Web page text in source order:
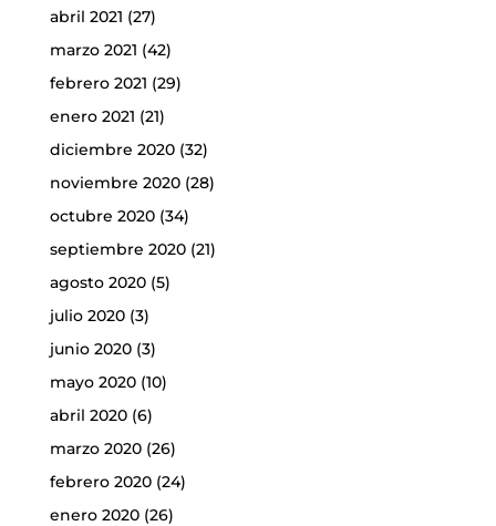
abril 2021 (27)
marzo 2021 (42)
febrero 2021 (29)
enero 2021 (21)
diciembre 2020(32)
noviembre 2020(28)
octubre 2020(34)
septiembre 2020(21)
agosto 2020(5)
julio 2020(3)
junio 2020(3)
mayo 2020(10)
abril 2020(6)
marzo 2020(26)
febrero 2020(24)
enero 2020(26)